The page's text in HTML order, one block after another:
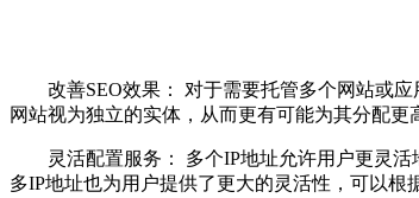
改善SEO效果： 对于需要托管多个网站或应
网站视为独立的实体，从而更有可能为其分配更
灵活配置服务： 多个IP地址允许用户更灵活
多IP地址也为用户提供了更大的灵活性，可以根